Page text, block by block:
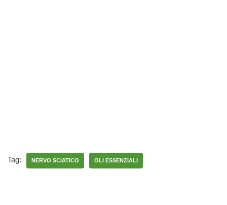
Tag: NERVO SCIATICO OLI ESSENZIALI